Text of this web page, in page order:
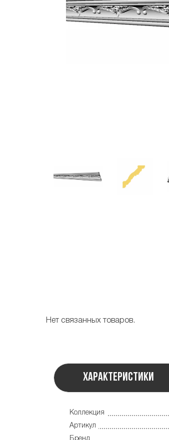
Нет связанных товаров.
Характеристики
Коллекция
Артикул
Бренд